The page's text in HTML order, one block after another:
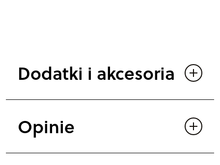
Dodatki i akcesoria
Opinie